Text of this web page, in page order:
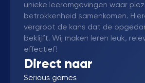
unieke leeromgevingen waar
betrokkenheid samenkomen.
vergroot de kans dat de
beklijft. Wij maken leren leuk,
effectief!
Direct naar
Serious games